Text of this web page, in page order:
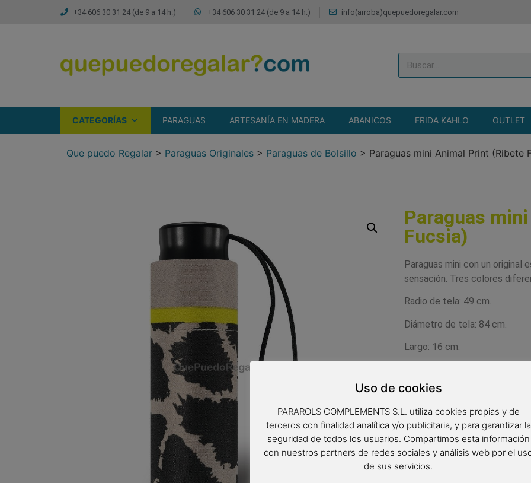
+34 606 30 31 24 (de 9 a 14 h.) +34 606 30 31 24 (de 9 a 14 h.) info(arroba)quepuedoregalar.com
CATEGORÍAS PARAGUAS ARTESANÍA EN MADERA ABANICOS FRIDA KAHLO OUTLET
Que puedo Regalar > Paraguas Originales > Paraguas de Bolsillo > Paraguas mini Animal Print (Ribete
Paraguas
Fucsia)
Paraguas mini con un original
sensación. Tres colores
Radio de tela: 49 cm.
Diámetro de tela: 84 cm.
Largo: 16 cm.
11,90
Out of stock
Uso de cookies
PARAROLS COMPLEMENTS S.L. utiliza cookies propias y de
terceros con finalidad analítica y/o publicitaria, y para garantizar la
seguridad de todos los usuarios. Compartimos esta información
con nuestros partners de redes sociales y análisis web por el
de sus servicios.